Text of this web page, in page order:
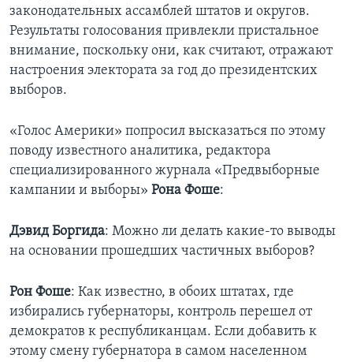
АМЕРИКА. БОЛЬШОЕ ПУТЕШЕСТВИЕ
ПОДПИСКА НА НОВОСТИ
Learning English
СОЦИАЛЬНЫЕ СЕТИ
Языки
законодательных ассамблей штатов и округов.
Результаты голосования привлекли пристальное
внимание, поскольку они, как считают, отражают
настроения электората за год до президентских
выборов.
«Голос Америки» попросил высказаться по этому
поводу известного аналитика, редактора
специализированного журнала «Предвыборные
кампании и выборы» Рона Фоше:
Дэвид Боргида: Можно ли делать какие-то выводы
на основании прошедших частичных выборов?
Рон Фоше: Как известно, в обоих штатах, где
избирались губернаторы, контроль перешел от
демократов к республиканцам. Если добавить к
этому смену губернатора в самом населенном